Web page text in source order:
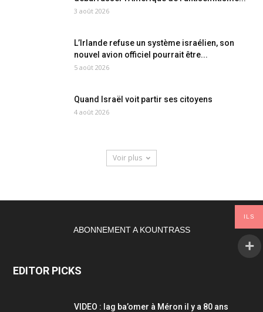
3 août 2026
L’Irlande refuse un système israélien, son
nouvel avion officiel pourrait être...
5 août 2026
Quand Israël voit partir ses citoyens
4 août 2026
Voir plus
ABONNEMENT A KOUNTRASS
EDITOR PICKS
VIDEO : lag ba’omer à Méron il y a 80 ans
ILS